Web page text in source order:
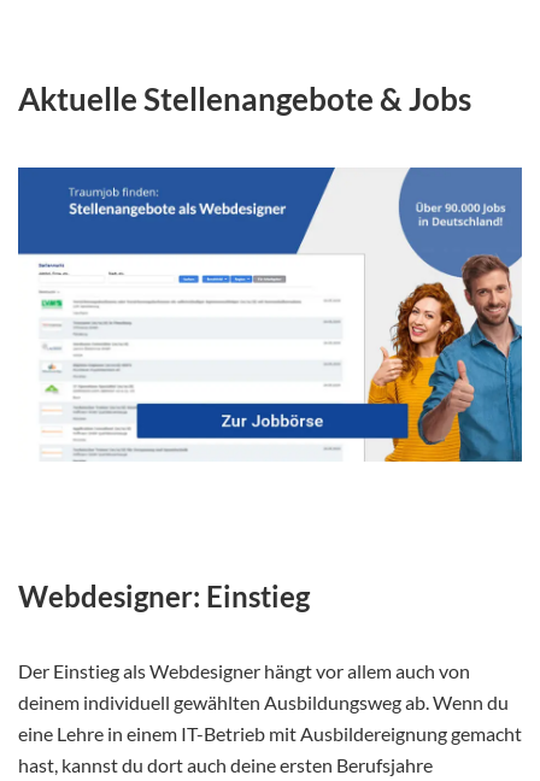
Aktuelle Stellenangebote & Jobs
Webdesigner: Einstieg
Der Einstieg als Webdesigner hängt vor allem auch von
deinem individuell gewählten Ausbildungsweg ab. Wenn du
eine Lehre in einem IT-Betrieb mit Ausbildereignung gemacht
hast, kannst du dort auch deine ersten Berufsjahre